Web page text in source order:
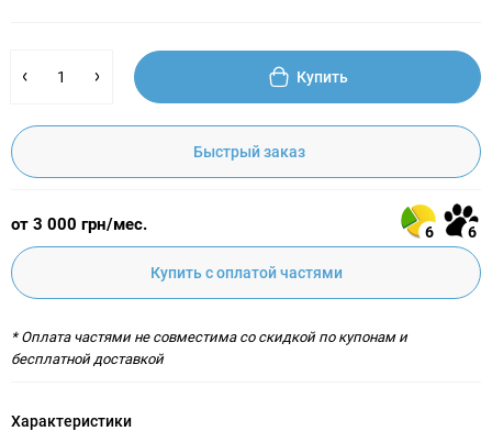
Купить
Быстрый заказ
от 3 000 грн/мес. 6 6
Купить с оплатой частями
* Оплата частями не совместима со скидкой по купонам и
бесплатной доставкой
Характеристики